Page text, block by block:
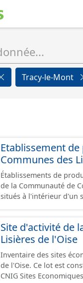
Tracy-le-Mont
Etablissement
Communes des
Établissements de
de la Communauté de Communes
situés à l'intérieur d'un
terrains à vocation
du CNIG se limitant aux
Site d'activité de
Lisières de l'Oise
Inventaire des sites
de l'Oise. Ce lot est
CNIG Sites